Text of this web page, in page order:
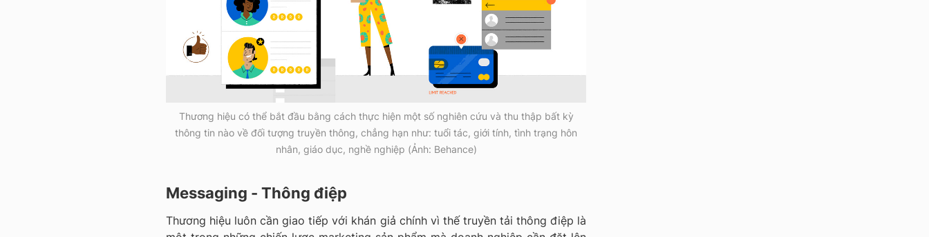
Thương hiệu có thể bắt đầu bằng cách thực hiện một số nghiên cứu và thu thập bất kỳ
thông tin nào về đối tượng truyền thông, chẳng hạn như: tuổi tác, giới tính, tình trạng hôn
nhân, giáo dục, nghề nghiệp (Ảnh: Behance)
Messaging - Thông điệp
Thương hiệu luôn cần giao tiếp với khán giả chính vì thế truyền tải thông điệp là